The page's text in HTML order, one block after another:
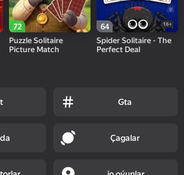
72
Puzzle Solitaire
Picture Match
64 16+
Spider Solitaire - The
Perfect Deal
Gta
Çagalar